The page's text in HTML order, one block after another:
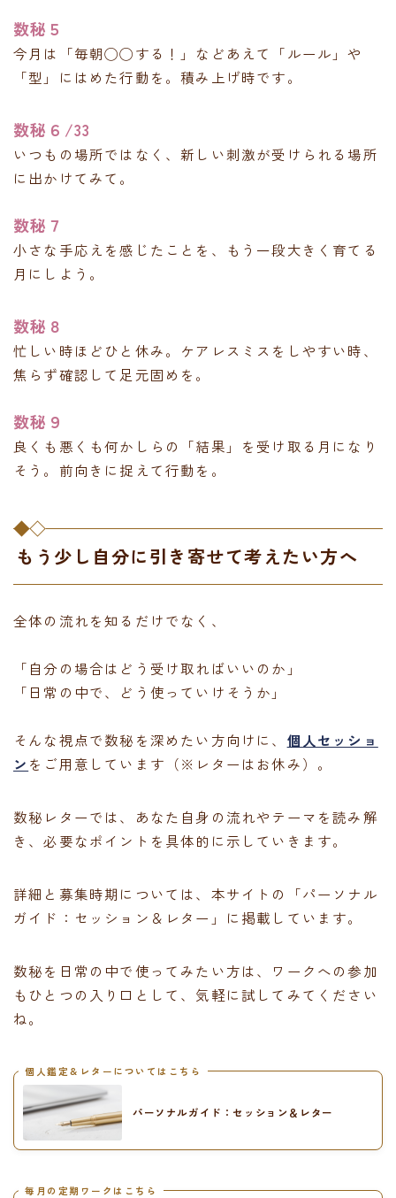
数秘５
今月は「毎朝◯◯する！」などあえて「ルール」や
「型」にはめた行動を。積み上げ時です。
数秘６/33
いつもの場所ではなく、新しい刺激が受けられる場所
に出かけてみて。
数秘７
小さな手応えを感じたことを、もう一段大きく育てる
月にしよう。
数秘８
忙しい時ほどひと休み。ケアレスミスをしやすい時、
焦らず確認して足元固めを。
数秘９
良くも悪くも何かしらの「結果」を受け取る月になり
そう。前向きに捉えて行動を。
もう少し自分に引き寄せて考えたい方へ
全体の流れを知るだけでなく、
「自分の場合はどう受け取ればいいのか」
「日常の中で、どう使っていけそうか」
そんな視点で数秘を深めたい方向けに、 個人セッショ
ン をご用意しています（※レターはお休み）。
数秘レターでは、あなた自身の流れやテーマを読み解
き、必要なポイントを具体的に示していきます。
詳細と募集時期については、本サイトの「パーソナル
ガイド：セッション＆レター」に掲載しています。
数秘を日常の中で使ってみたい方は、ワークへの参加
もひとつの入り口として、気軽に試してみてください
ね。
個人鑑定＆レターについてはこちら
パーソナルガイド：セッション＆レター
毎月の定期ワークはこちら